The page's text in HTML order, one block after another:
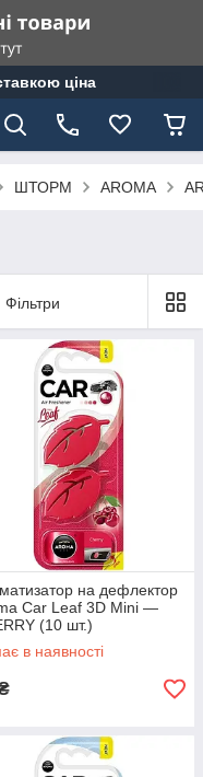
ціна
ШТОРМ AROMA
Фільтри
на дефлектор
Car Leaf 3D Mini —
(10 шт.)
в наявності